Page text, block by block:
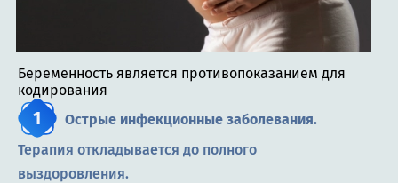
Беременность является противопоказанием для
кодирования
Острые инфекционные заболевания.
Терапия откладывается до полного
выздоровления.